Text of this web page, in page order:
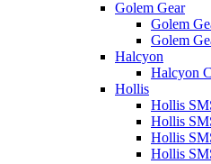
Golem Gear
Golem
Golem
Halcyon
Halcyon
Hollis
Hollis
Hollis
Hollis
Hollis